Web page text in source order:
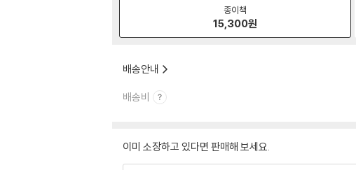
종이책
15,300원
배송안내
배송비
이미 소장하고 있다면 판매해 보세요.